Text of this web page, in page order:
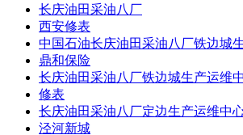
长庆油田采油八厂
西安修表
中国石油长庆油田采油八厂铁边城
鼎和保险
长庆油田采油八厂铁边城生产运维
修表
长庆油田采油八厂定边生产运维中
泾河新城